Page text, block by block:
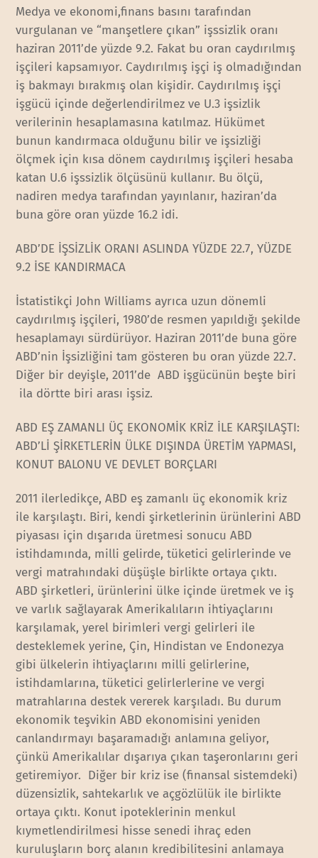
Medya ve ekonomi,finans basını tarafından
vurgulanan ve “manşetlere çıkan” işssizlik oranı
haziran 2011’de yüzde 9.2. Fakat bu oran caydırılmış
işçileri kapsamıyor. Caydırılmış işçi iş olmadığından
iş bakmayı bırakmış olan kişidir. Caydırılmış işçi
işgücü içinde değerlendirilmez ve U.3 işsizlik
verilerinin hesaplamasına katılmaz. Hükümet
bunun kandırmaca olduğunu bilir ve işsizliği
ölçmek için kısa dönem caydırılmış işçileri hesaba
katan U.6 işssizlik ölçüsünü kullanır. Bu ölçü,
nadiren medya tarafından yayınlanır, haziran’da
buna göre oran yüzde 16.2 idi.
ABD’DE İŞSİZLİK ORANI ASLINDA YÜZDE 22.7, YÜZDE
9.2 İSE KANDIRMACA
İstatistikçi John Williams ayrıca uzun dönemli
caydırılmış işçileri, 1980’de resmen yapıldığı şekilde
hesaplamayı sürdürüyor. Haziran 2011’de buna göre
ABD’nin İşsizliğini tam gösteren bu oran yüzde 22.7.
Diğer bir deyişle, 2011’de ABD işgücünün beşte biri
ila dörtte biri arası işsiz.
ABD EŞ ZAMANLI ÜÇ EKONOMİK KRİZ İLE KARŞILAŞTI:
ABD’Lİ ŞİRKETLERİN ÜLKE DIŞINDA ÜRETİM YAPMASI,
KONUT BALONU VE DEVLET BORÇLARI
2011 ilerledikçe, ABD eş zamanlı üç ekonomik kriz
ile karşılaştı. Biri, kendi şirketlerinin ürünlerini ABD
piyasası için dışarıda üretmesi sonucu ABD
istihdamında, milli gelirde, tüketici gelirlerinde ve
vergi matrahındaki düşüşle birlikte ortaya çıktı.
ABD şirketleri, ürünlerini ülke içinde üretmek ve iş
ve varlık sağlayarak Amerikalıların ihtiyaçlarını
karşılamak, yerel birimleri vergi gelirleri ile
desteklemek yerine, Çin, Hindistan ve Endonezya
gibi ülkelerin ihtiyaçlarını milli gelirlerine,
istihdamlarına, tüketici gelirlerlerine ve vergi
matrahlarına destek vererek karşıladı. Bu durum
ekonomik teşvikin ABD ekonomisini yeniden
canlandırmayı başaramadığı anlamına geliyor,
çünkü Amerikalılar dışarıya çıkan taşeronlarını geri
getiremiyor. Diğer bir kriz ise (finansal sistemdeki)
düzensizlik, sahtekarlık ve açgözlülük ile birlikte
ortaya çıktı. Konut ipoteklerinin menkul
kıymetlendirilmesi hisse senedi ihraç eden
kuruluşların borç alanın kredibilitesini anlamaya